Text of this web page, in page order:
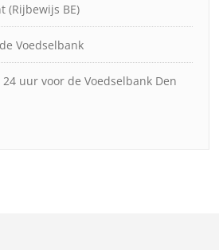
(Rijbewijs BE)
Voedselbank
uur voor de Voedselbank Den